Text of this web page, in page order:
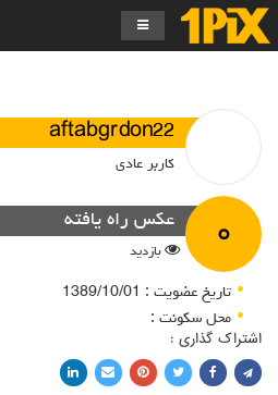
aftabgrdon22
کاربر عادی
۰ عکس راه یافته
بازدید
تاریخ عضویت : 1389/10/01
محل سکونت :
اشتراک گذاری :
اشتراک با فیسبوکاشتراک در توییتر
پین کردن در پینترست
اشتراک با ایمیلاشتراک با لینکدین